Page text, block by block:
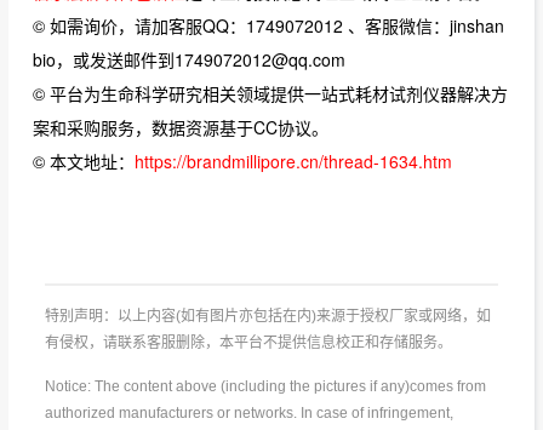
© 如需询价，请加客服QQ：1749072012 、客服微信：jinshan
bio，或发送邮件到1749072012@qq.com
© 平台为生命科学研究相关领域提供一站式耗材试剂仪器解决方
案和采购服务，数据资源基于CC协议。
© 本文地址： https://brandmillipore.cn/thread-1634.htm
特别声明：以上内容(如有图片亦包括在内)来源于授权厂家或网络，如
有侵权，请联系客服删除，本平台不提供信息校正和存储服务。
Notice: The content above (including the pictures if any)comes from
authorized manufacturers or networks. In case of infringement,